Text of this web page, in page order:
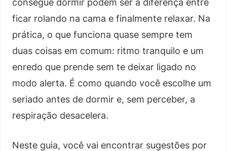
consegue dormir podem ser a diferença entre
ficar rolando na cama e finalmente relaxar. Na
prática, o que funciona quase sempre tem
duas coisas em comum: ritmo tranquilo e um
enredo que prende sem te deixar ligado no
modo alerta. É como quando você escolhe um
seriado antes de dormir e, sem perceber, a
respiração desacelera.
Neste guia, você vai encontrar sugestões por